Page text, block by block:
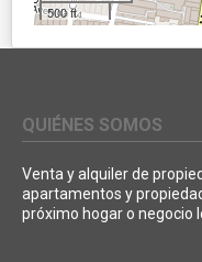
500 ft
QUIÉNES SOMOS
Venta y alquiler de
apartamentos y
próximo hogar o negocio